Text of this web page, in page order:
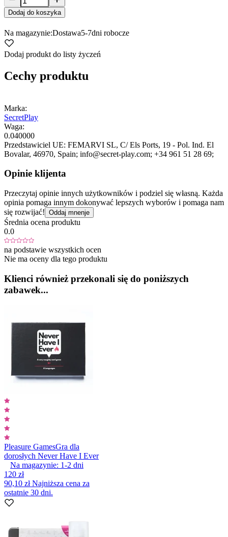
Dodaj do koszyka
Na magazynie:Dostawa5-7dni robocze
Dodaj produkt do listy życzeń
Cechy produktu
Marka:
SecretPlay
Waga:
0.040000
Przedstawiciel UE: FEMARVI SL, C/ Els Ports, 19 - Pol. Ind. El
Bovalar, 46970, Spain; info@secret-play.com; +34 961 51 28 69;
Opinie klijenta
Przeczytaj opinie innych użytkowników i podziel się własną. Każda
opinia pomaga innym dokonywać lepszych wyborów i pomaga nam
się rozwijać! Oddaj mnenje
Średnia ocena produktu
0.0
na podstawie wszystkich ocen
Nie ma oceny dla tego produktu
Klienci również przekonali się do poniższych
zabawek...
Pleasure GamesGra dla
dorosłych Never Have I Ever
Na magazynie: 1-2 dni
120 zł
90,10 złNajniższa cena za
ostatnie 30 dni.